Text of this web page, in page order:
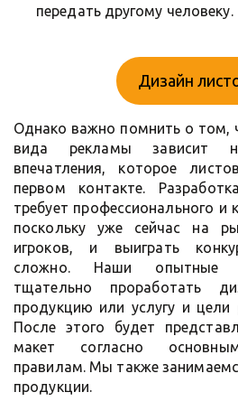
передать другому человеку.
Дизайн
Однако важно помнить о том,
вида рекламы зависит
впечатления, которое
первом контакте.
требует профессионального и
поскольку уже сейчас на
игроков, и выиграть
сложно. Наши опытные
тщательно проработать
продукцию или услугу и цели
После этого будет
макет согласно
правилам. Мы также
продукции.